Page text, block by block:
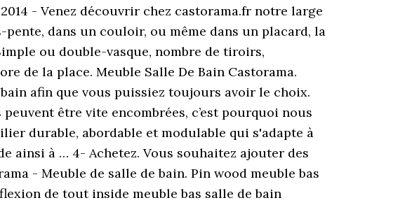
- Venez découvrir chez castorama.fr notre large
dans un couloir, ou même dans un placard, la
ou double-vasque, nombre de tiroirs,
de la place. Meuble Salle De Bain Castorama.
afin que vous puissiez toujours avoir le choix.
être vite encombrées, c’est pourquoi nous
durable, abordable et modulable qui s'adapte à
ainsi à … 4- Achetez. Vous souhaitez ajouter des
- Meuble de salle de bain. Pin wood meuble bas
de tout inside meuble bas salle de bain